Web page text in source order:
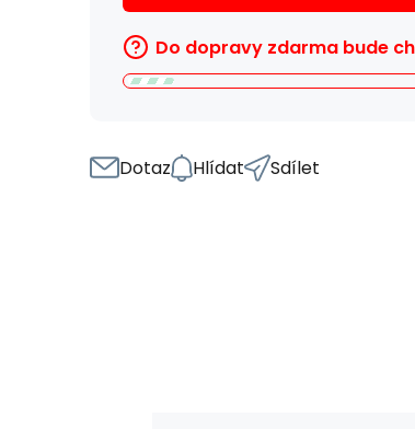
Do dopravy zdarma bude
Dotaz Hlídat Sdílet